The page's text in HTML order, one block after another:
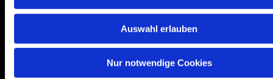
Auswahl erlauben
Nur notwendige Cookies